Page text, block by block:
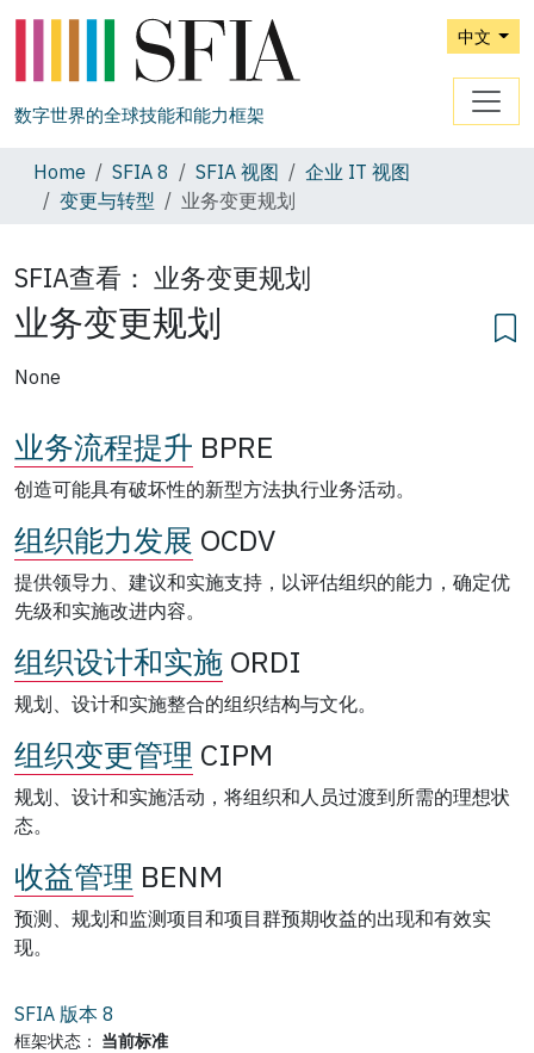
中文
数字世界的全球技能和能力框架
Home SFIA 8 SFIA 视图
企业 IT 视图
变更与转型
业务变更规划
SFIA查看： 业务变更规划
业务变更规划
None
业务流程提升 BPRE
创造可能具有破坏性的新型方法执行业务活动。
组织能力发展 OCDV
提供领导力、建议和实施支持，以评估组织的能力，确定优
先级和实施改进内容。
组织设计和实施 ORDI
规划、设计和实施整合的组织结构与文化。
组织变更管理 CIPM
规划、设计和实施活动，将组织和人员过渡到所需的理想状
态。
收益管理 BENM
预测、规划和监测项目和项目群预期收益的出现和有效实
现。
SFIA 版本 8
框架状态： 当前标准